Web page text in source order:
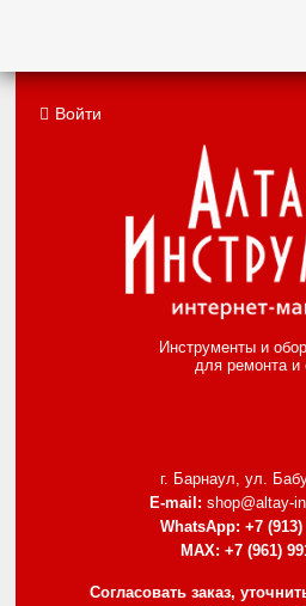
Инструменты и
для ремонта и
г. Барнаул, ул.
E-mail: shop@altay-
WhatsApp: +7 (913)
MAX: +7 (961)
Согласовать заказ,
Войти